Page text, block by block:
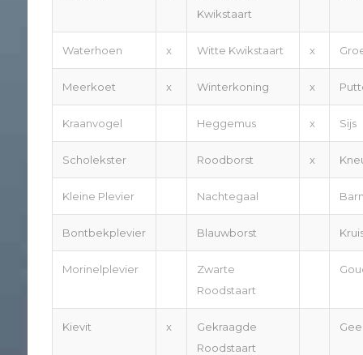
Kwikstaart
Waterhoen x Witte Kwikstaart x
Meerkoet x Winterkoning x
Kraanvogel Heggemus x Sijs
Scholekster Roodborst x
Kleine Plevier Nachtegaal
Bontbekplevier Blauwborst
Morinelplevier
Zwarte
Roodstaart
Kievit x
Gekraagde
Roodstaart